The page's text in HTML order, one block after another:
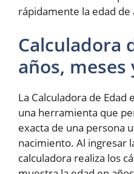
rápidamente la edad de
Calculadora
años, meses
La Calculadora de Edad
una herramienta que
exacta de una persona
nacimiento. Al ingresar
calculadora realiza los